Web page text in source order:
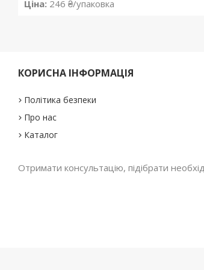
Ціна: 246 ₴/упаковка
КОРИСНА ІНФОРМАЦІЯ
Політика безпеки
Про нас
Каталог
Отримати консультацію, підібрати